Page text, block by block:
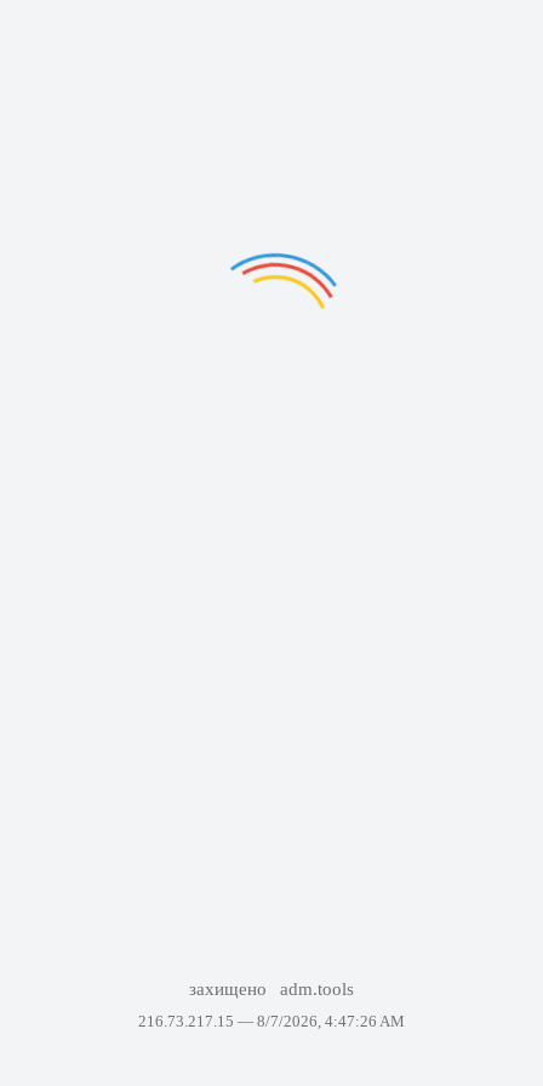
захищено adm.tools
216.73.217.15 — 8/7/2026, 4:47:26 AM